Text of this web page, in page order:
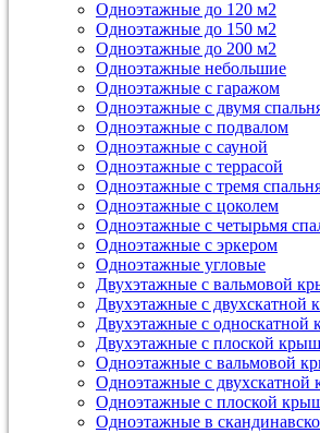
Одноэтажные до 120 м2
Одноэтажные до 150 м2
Одноэтажные до 200 м2
Одноэтажные небольшие
Одноэтажные с гаражом
Одноэтажные с двумя
Одноэтажные с подвалом
Одноэтажные с сауной
Одноэтажные с террасой
Одноэтажные с тремя
Одноэтажные с цоколем
Одноэтажные с четырьмя
Одноэтажные с эркером
Одноэтажные угловые
Двухэтажные с вальмовой
Двухэтажные с двухскатной
Двухэтажные с односкатной
Двухэтажные с плоской
Одноэтажные с вальмовой
Одноэтажные с двухскатной
Одноэтажные с плоской
Одноэтажные в